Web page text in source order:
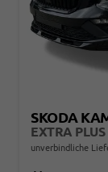
SKODA
unverbindliche